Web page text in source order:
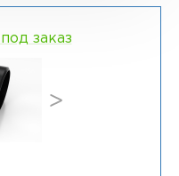
SW
LJ
удлиненные
заказ